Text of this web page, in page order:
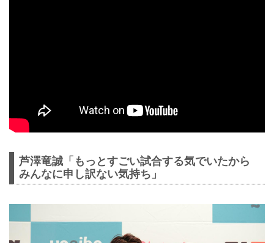
芦澤竜誠「もっとすごい試合する気でいたから
みんなに申し訳ない気持ち」